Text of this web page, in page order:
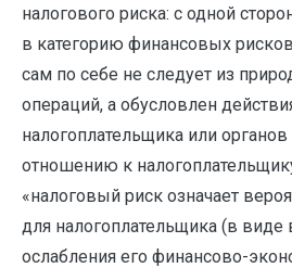
налогового риска: с одной
в категорию финансовых
сам по себе не следует из
операций, а обусловлен
налогоплательщика или органов
отношению к
«налоговый риск означает
для налогоплательщика (в
ослабления его финансово-